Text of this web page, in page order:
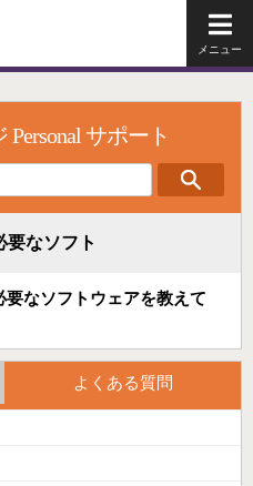
サポート
要なソフト
なソフトウェアを教えて
よくある質問